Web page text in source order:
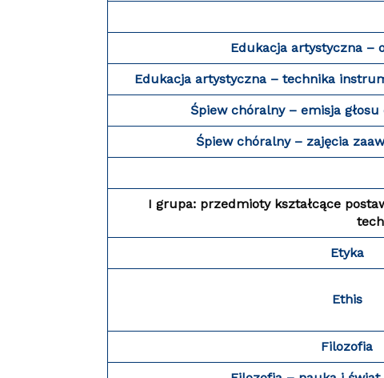
Edukacja artystyczna –
Edukacja artystyczna – technika
Śpiew chóralny – emisja
Śpiew chóralny – zajęcia
I grupa: przedmioty kształcące
Etyka
Ethis
Filozofia